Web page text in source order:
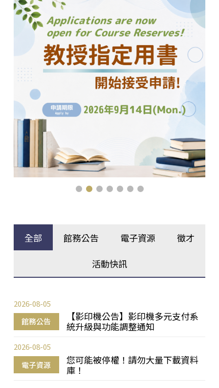
全部 館務公告 電子資源 徵才
活動快訊
館務公告
【影印機公告】影印機多元支付系
統升級與功能調整通知
2026-08-05
電子資源
您可能被停權！請勿大量下載資料
庫！
2026-08-05